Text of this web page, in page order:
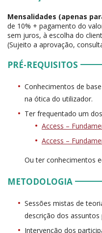
Mensalidades (apenas
de 10% + pagamento do
sem juros, à escolha do
(Sujeito a aprovação,
PRÉ-REQUISITOS
Conhecimentos de
na ótica do utilizador.
Ter frequentado um
Access –
Access –
Ou ter conhecimentos
METODOLOGIA
Sessões mistas de
descrição dos
Intervenção dos